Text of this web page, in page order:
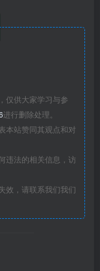
仅供大家学习与参
进行删除处理。
本站赞同其观点和对
违法的相关信息，访
效，请联系我们我们